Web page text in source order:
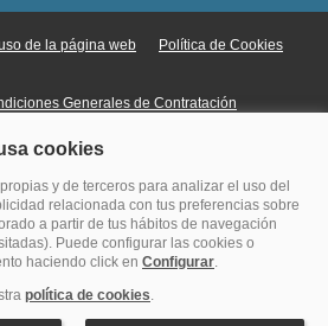
de la página web Política de Cookies
Generales de Contratación
en Línea
en hoteles © Copyright Veturis Travel S.A.
Autorización nº I-AV0000879.4 Tel: +34